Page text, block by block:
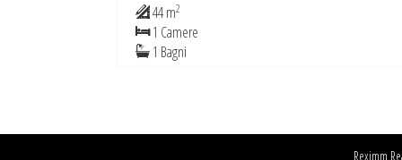
44 m2
1 Camere
1 Bagni
Reximm